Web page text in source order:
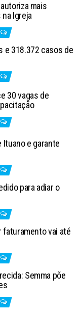
mais
Igreja
e 318.372 casos de
30 vagas de
Ituano e garante
para adiar o
faturamento vai até
Semma põe